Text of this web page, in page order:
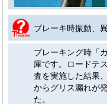
ブレーキ時振動、
ブレーキング時「
庫です。ロードテ
査を実施した結果
からグリス漏れが
た。